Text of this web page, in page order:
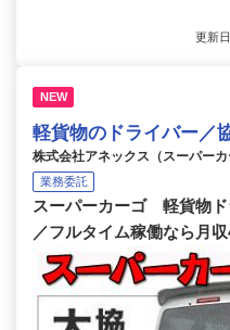
更新
NEW
軽貨物のドライバー／
株式会社アネックス（スーパーカ
業務委託
スーパーカーゴ 軽貨物
／フルタイム稼働なら月